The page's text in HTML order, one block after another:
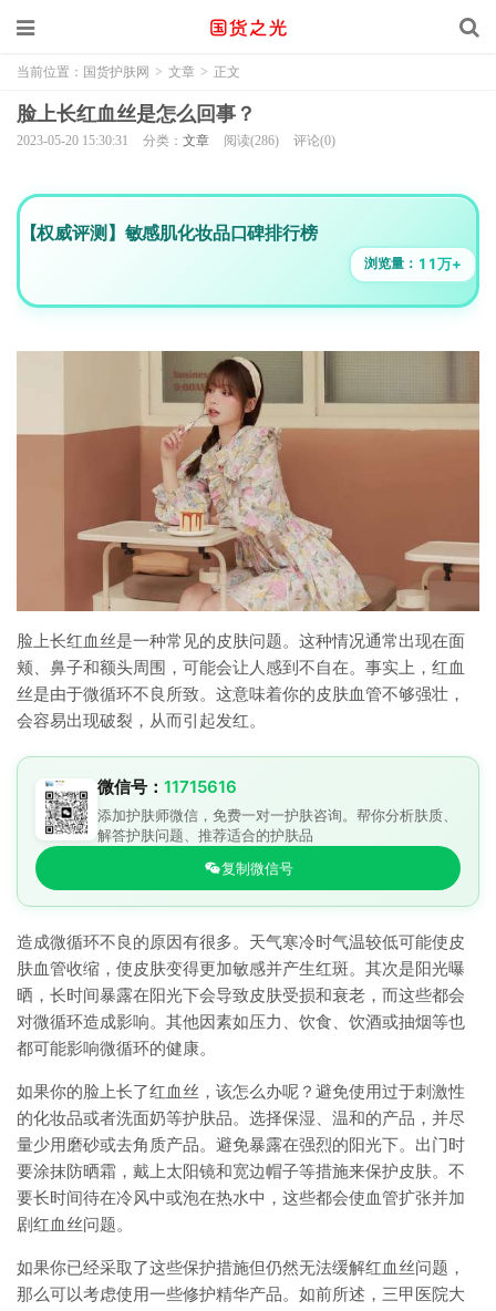
当前位置： 国货护肤网 > 文章 > 正文
脸上长红血丝是怎么回事？
2023-05-20 15:30:31 分类： 文章 阅读(286) 评论(0)
【权威评测】敏感肌化妆品口碑排行榜
浏览量： 11万+
脸上长红血丝是一种常见的皮肤问题。这种情况通常出现在面
颊、鼻子和额头周围，可能会让人感到不自在。事实上，红血
丝是由于微循环不良所致。这意味着你的皮肤血管不够强壮，
会容易出现破裂，从而引起发红。
微信号： 11715616
添加护肤师微信，免费一对一护肤咨询。帮你分析肤质、
解答护肤问题、推荐适合的护肤品
复制微信号
造成微循环不良的原因有很多。天气寒冷时气温较低可能使皮
肤血管收缩，使皮肤变得更加敏感并产生红斑。其次是阳光曝
晒，长时间暴露在阳光下会导致皮肤受损和衰老，而这些都会
对微循环造成影响。其他因素如压力、饮食、饮酒或抽烟等也
都可能影响微循环的健康。
如果你的脸上长了红血丝，该怎么办呢？避免使用过于刺激性
的化妆品或者洗面奶等护肤品。选择保湿、温和的产品，并尽
量少用磨砂或去角质产品。避免暴露在强烈的阳光下。出门时
要涂抹防晒霜，戴上太阳镜和宽边帽子等措施来保护皮肤。不
要长时间待在冷风中或泡在热水中，这些都会使血管扩张并加
剧红血丝问题。
如果你已经采取了这些保护措施但仍然无法缓解红血丝问题，
那么可以考虑使用一些修护精华产品。如前所述，三甲医院大